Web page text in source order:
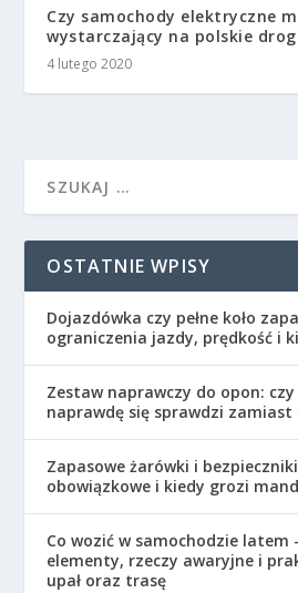
Czy samochody elektryczne
wystarczający na polskie
4 lutego 2020
OSTATNIE WPISY
Dojazdówka czy pełne koło
ograniczenia jazdy, prędkość i
Zestaw naprawczy do opon:
naprawdę się sprawdzi zamiast
Zapasowe żarówki i
obowiązkowe i kiedy grozi
Co wozić w samochodzie latem
elementy, rzeczy awaryjne i
upał oraz trasę